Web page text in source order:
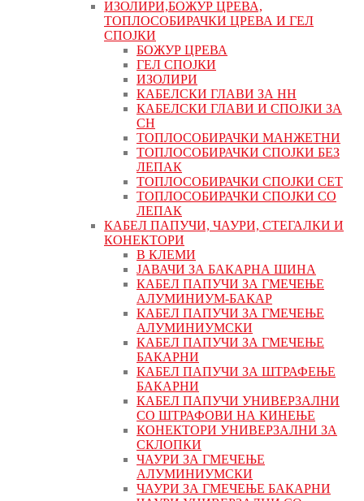
ИЗОЛИРИ,БОЖУР ЦРЕВА,
ТОПЛОСОБИРАЧКИ ЦРЕВА И ГЕЛ
СПОЈКИ
БОЖУР ЦРЕВА
ГЕЛ СПОЈКИ
ИЗОЛИРИ
КАБЕЛСКИ ГЛАВИ ЗА НН
КАБЕЛСКИ ГЛАВИ И СПОЈКИ ЗА
СН
ТОПЛОСОБИРАЧКИ МАНЖЕТНИ
ТОПЛОСОБИРАЧКИ СПОЈКИ БЕЗ
ЛЕПАК
ТОПЛОСОБИРАЧКИ СПОЈКИ СЕТ
ТОПЛОСОБИРАЧКИ СПОЈКИ СО
ЛЕПАК
КАБЕЛ ПАПУЧИ, ЧАУРИ, СТЕГАЛКИ И
КОНЕКТОРИ
В КЛЕМИ
ЈАВАЧИ ЗА БАКАРНА ШИНА
КАБЕЛ ПАПУЧИ ЗА ГМЕЧЕЊЕ
АЛУМИНИУМ-БАКАР
КАБЕЛ ПАПУЧИ ЗА ГМЕЧЕЊЕ
АЛУМИНИУМСКИ
КАБЕЛ ПАПУЧИ ЗА ГМЕЧЕЊЕ
БАКАРНИ
КАБЕЛ ПАПУЧИ ЗА ШТРАФЕЊЕ
БАКАРНИ
КАБЕЛ ПАПУЧИ УНИВЕРЗАЛНИ
СО ШТРАФОВИ НА КИНЕЊЕ
КОНЕКТОРИ УНИВЕРЗАЛНИ ЗА
СКЛОПКИ
ЧАУРИ ЗА ГМЕЧЕЊЕ
АЛУМИНИУМСКИ
ЧАУРИ ЗА ГМЕЧЕЊЕ БАКАРНИ